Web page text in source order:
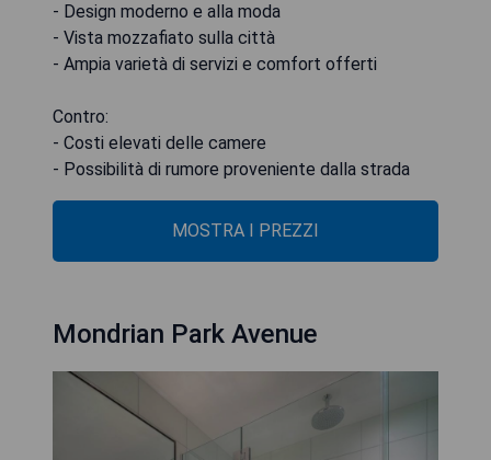
- Design moderno e alla moda
- Vista mozzafiato sulla città
- Ampia varietà di servizi e comfort offerti
Contro:
- Costi elevati delle camere
- Possibilità di rumore proveniente dalla strada
MOSTRA I PREZZI
Mondrian Park Avenue